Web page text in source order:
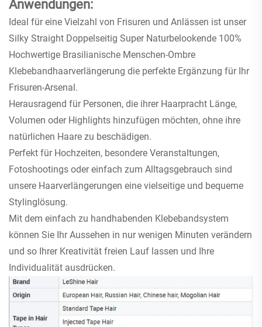
Anwendungen:
Ideal für eine Vielzahl von Frisuren und Anlässen ist unser
Silky Straight Doppelseitig Super Naturbelookende 100%
Hochwertige Brasilianische Menschen-Ombre
Klebebandhaarverlängerung die perfekte Ergänzung für Ihr
Frisuren-Arsenal.
Herausragend für Personen, die ihrer Haarpracht Länge,
Volumen oder Highlights hinzufügen möchten, ohne ihre
natürlichen Haare zu beschädigen.
Perfekt für Hochzeiten, besondere Veranstaltungen,
Fotoshootings oder einfach zum Alltagsgebrauch sind
unsere Haarverlängerungen eine vielseitige und bequeme
Stylinglösung.
Mit dem einfach zu handhabenden Klebebandsystem
können Sie Ihr Aussehen in nur wenigen Minuten verändern
und so Ihrer Kreativität freien Lauf lassen und Ihre
Individualität ausdrücken.